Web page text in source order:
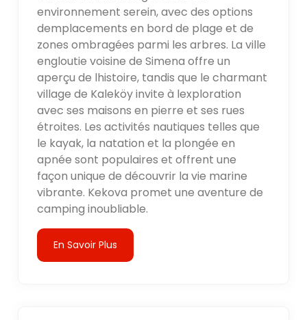
environnement serein, avec des options
demplacements en bord de plage et de
zones ombragées parmi les arbres. La ville
engloutie voisine de Simena offre un
aperçu de lhistoire, tandis que le charmant
village de Kaleköy invite à lexploration
avec ses maisons en pierre et ses rues
étroites. Les activités nautiques telles que
le kayak, la natation et la plongée en
apnée sont populaires et offrent une
façon unique de découvrir la vie marine
vibrante. Kekova promet une aventure de
camping inoubliable.
En Savoir Plus